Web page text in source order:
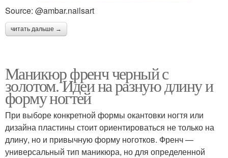
Source: @ambar.nailsart
читать дальше →
Маникюр френч черный с
золотом. Идеи на разную длину и
форму ногтей
При выборе конкретной формы окантовки ногтя или
дизайна пластины стоит ориентироваться не только на
длину, но и привычную форму ноготков. Френч —
универсальный тип маникюра, но для определенной